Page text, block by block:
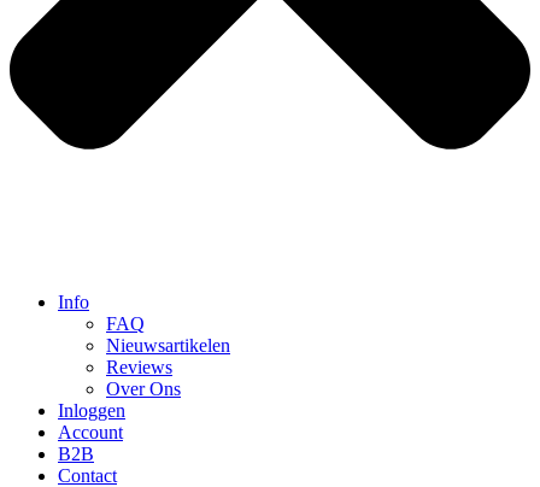
Info
FAQ
Nieuwsartikelen
Reviews
Over Ons
Inloggen
Account
B2B
Contact